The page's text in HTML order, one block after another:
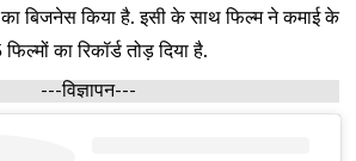
का बिजनेस किया है. इसी के साथ फिल्म ने कमाई के
का रिकॉर्ड तोड़ दिया है.
---विज्ञापन---